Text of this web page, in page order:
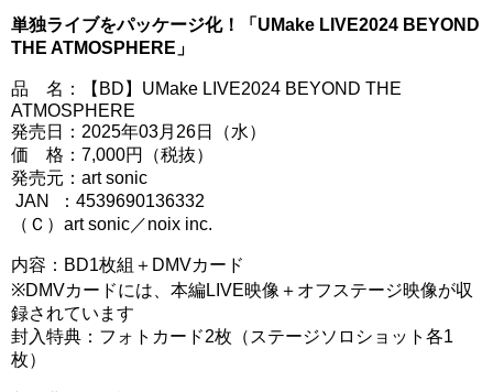
単独ライブをパッケージ化！「UMake LIVE2024 BEYOND
THE ATMOSPHERE」
品 名：【BD】UMake LIVE2024 BEYOND THE
ATMOSPHERE
発売日：2025年03月26日（水）
価 格：7,000円（税抜）
発売元：art sonic
JAN ：4539690136332
（Ｃ）art sonic／noix inc.
内容：BD1枚組＋DMVカード
※DMVカードには、本編LIVE映像＋オフステージ映像が収
録されています
封入特典：フォトカード2枚（ステージソロショット各1
枚）